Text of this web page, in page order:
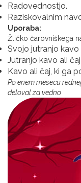
Radovednostjo.
Raziskovalnim
Uporaba:
Žličko čarovniškega
Svojo jutranjo kavo
Jutranjo kavo ali
Kavo ali čaj, ki ga
Po enem mesecu
deloval za vedno.